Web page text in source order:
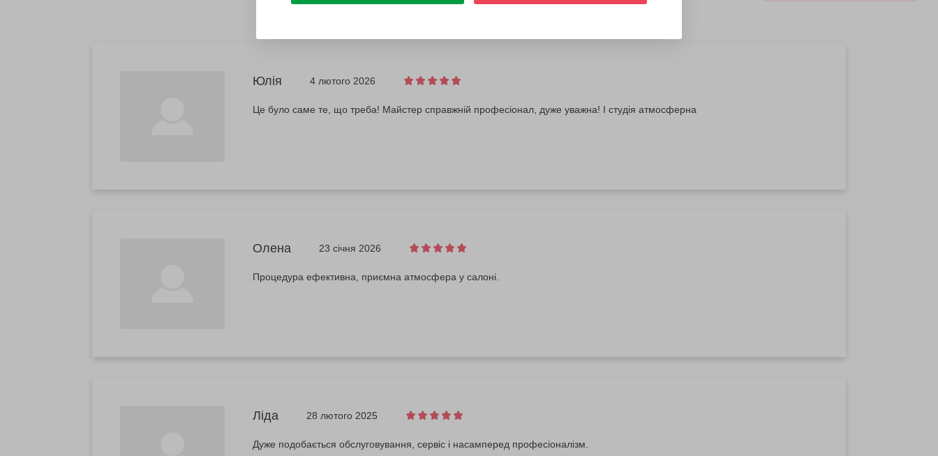
Юлія 4 лютого 2026
Це було саме те, що треба! Майстер справжній професіонал, дуже уважна! І студія атмосферна
Олена 23 січня 2026
Процедура ефективна, приємна атмосфера у салоні.
Ліда 28 лютого 2025
Дуже подобається обслуговування, сервіс і насамперед професіоналізм.